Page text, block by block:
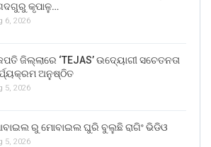
କୃପାଳୁ…
6, 2026
ଜିଲ୍ଲାରେ ‘TEJAS’ ଉଦ୍ୟୋଗୀ ସଚେତନତା
ଅନୁଷ୍ଠିତ
5, 2026
ରୁ ମୋବାଇଲ ଘୁରି ବୁଲୁଛି ରାଗିଂ ଭିଡିଓ
5, 2026